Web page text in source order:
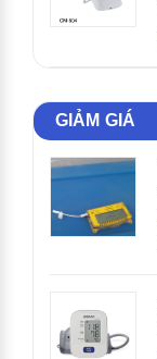
GIẢM GIÁ